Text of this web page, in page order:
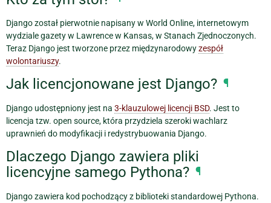
Django został pierwotnie napisany w World Online, internetowym
wydziale gazety w Lawrence w Kansas, w Stanach Zjednoczonych.
Teraz Django jest tworzone przez międzynarodowyzespół
wolontariuszy.
Jak licencjonowane jest Django? ¶
Django udostępniony jest na 3-klauzulowej licencji BSD. Jest to
licencja tzw. open source, która przydziela szeroki wachlarz
uprawnień do modyfikacji i redystrybuowania Django.
Dlaczego Django zawiera pliki
licencyjne samego Pythona? ¶
Django zawiera kod pochodzący z biblioteki standardowej Pythona.